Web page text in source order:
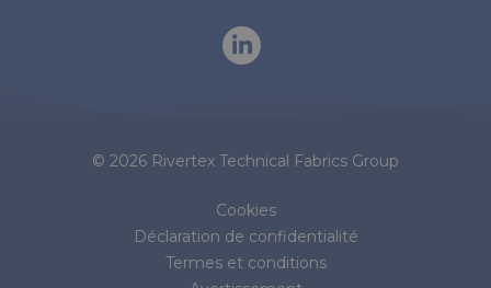
© 2026 Rivertex Technical Fabrics Group
Cookies
Déclaration de confidentialité
Termes et conditions